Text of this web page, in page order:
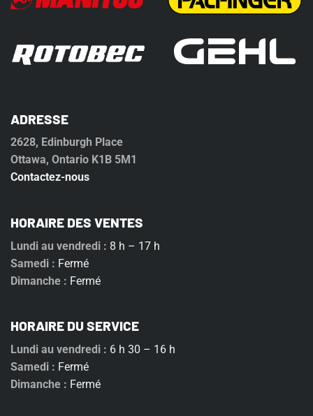
ADRESSE
2628, Edinburgh Place
Ottawa, Ontario K1B 5M1
Contactez-nous
HORAIRE DES VENTES
Lundi au vendredi : 8 h – 17 h
Samedi : Fermé
Dimanche : Fermé
HORAIRE DU SERVICE
Lundi au vendredi : 6 h 30 – 16 h
Samedi : Fermé
Dimanche : Fermé